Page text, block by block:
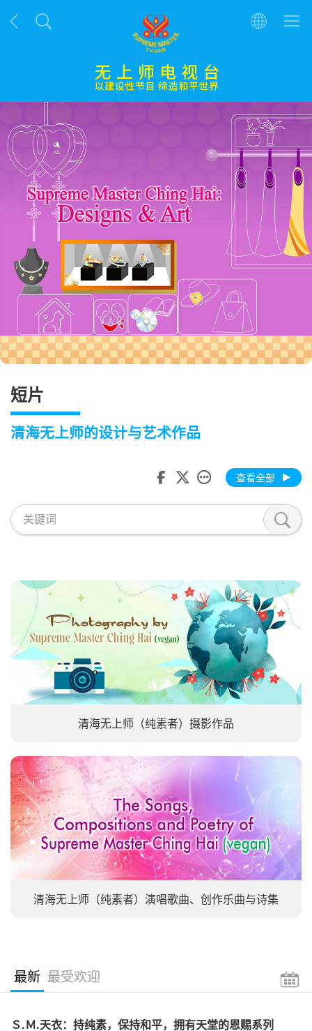
短片
清海无上师的设计与艺术作品
查看全部
清海无上师（纯素者）摄影作品
清海无上师（纯素者）演唱歌曲、创作乐曲与诗集
最新 最受欢迎
Ｓ.Ｍ.天衣：持纯素，保持和平，拥有天堂的恩赐系列